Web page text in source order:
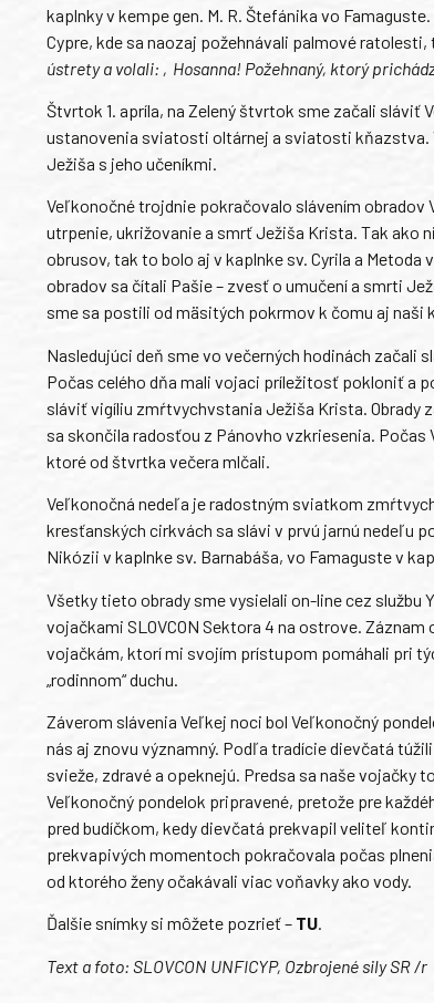
kaplnky v kempe gen. M. R. Štefánika vo
Cypre, kde sa naozaj požehnávali palmové
ústrety a volali: ‚Hosanna! Požehnaný, ktorý
Štvrtok 1. apríla, na Zelený štvrtok sme začali
ustanovenia sviatosti oltárnej a sviatosti kňazstva.
Ježiša s jeho učeníkmi.
Veľkonočné trojdnie pokračovalo slávením obradov
utrpenie, ukrižovanie a smrť Ježiša Krista. Tak ako
obrusov, tak to bolo aj v kaplnke sv. Cyrila a Metoda
obradov sa čítali Pašie – zvesť o umučení a smrti
sme sa postili od mäsitých pokrmov k čomu aj naši
Nasledujúci deň sme vo večerných hodinách
Počas celého dňa mali vojaci príležitosť pokloniť a
sláviť vigíliu zmŕtvychvstania Ježiša Krista. Obrady
sa skončila radosťou z Pánovho vzkriesenia.
ktoré od štvrtka večera mlčali.
Veľkonočná nedeľa je radostným sviatkom
kresťanských cirkvách sa slávi v prvú jarnú nedeľu
Nikózii v kaplnke sv. Barnabáša, vo Famaguste v
Všetky tieto obrady sme vysielali on-line cez službu
vojačkami SLOVCON Sektora 4 na ostrove.
vojačkám, ktorí mi svojím prístupom pomáhali pri
„rodinnom“ duchu.
Záverom slávenia Veľkej noci bol Veľkonočný
nás aj znovu významný. Podľa tradície dievčatá
svieže, zdravé a opeknejú. Predsa sa naše vojačky
Veľkonočný pondelok pripravené, pretože pre
pred budíčkom, kedy dievčatá prekvapil veliteľ
prekvapivých momentoch pokračovala počas
od ktorého ženy očakávali viac voňavky ako vody.
Ďalšie snímky si môžete pozrieť – TU.
Text a foto: SLOVCON UNFICYP, Ozbrojené sily SR /r